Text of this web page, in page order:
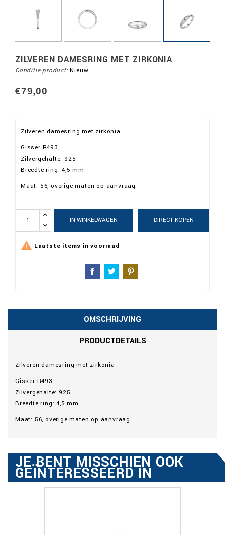
ZILVEREN DAMESRING MET ZIRKONIA
Conditie product: Nieuw
€79,00
Zilveren damesring met zirkonia
Gisser R493
Zilvergehalte: 925
Breedte ring: 4,5 mm
Maat: 56, overige maten op aanvraag
IN WINKELWAGEN DIRECT KOPEN
 Laatste items in voorraad
OMSCHRIJVING
PRODUCTDETAILS
Zilveren damesring met zirkonia
Gisser R493
Zilvergehalte: 925
Breedte ring: 4,5 mm
Maat: 56, overige maten op aanvraag
JE BENT MISSCHIEN OOK
GEÏNTERESSEERD IN